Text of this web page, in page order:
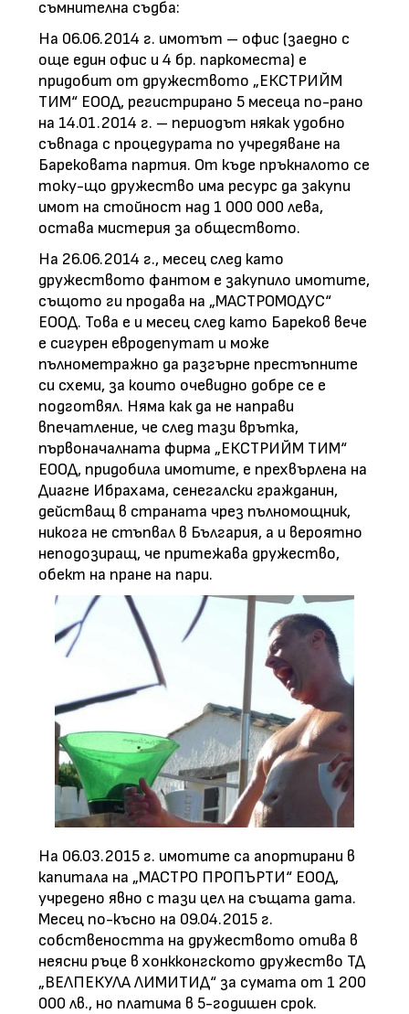
съмнителна съдба:
На 06.06.2014 г. имотът – офис (заедно с
още един офис и 4 бр. паркоместа) е
придобит от дружеството „ЕКСТРИЙМ
ТИМ“ ЕООД, регистрирано 5 месеца по-рано
на 14.01.2014 г. – периодът някак удобно
съвпада с процедурата по учредяване на
Барековата партия. От къде пръкналото се
току-що дружество има ресурс да закупи
имот на стойност над 1 000 000 лева,
остава мистерия за обществото.
На 26.06.2014 г., месец след като
дружеството фантом е закупило имотите,
същото ги продава на „МАСТРОМОДУС“
ЕООД. Това е и месец след като Бареков вече
е сигурен евродепутат и може
пълнометражно да разгърне престъпните
си схеми, за които очевидно добре се е
подготвял. Няма как да не направи
впечатление, че след тази врътка,
първоначалната фирма „ЕКСТРИЙМ ТИМ“
ЕООД, придобила имотите, е прехвърлена на
Диагне Ибрахама, сенегалски гражданин,
действащ в страната чрез пълномощник,
никога не стъпвал в България, а и вероятно
неподозиращ, че притежава дружество,
обект на пране на пари.
На 06.03.2015 г. имотите са апортирани в
капитала на „МАСТРО ПРОПЪРТИ“ ЕООД,
учредено явно с тази цел на същата дата.
Месец по-късно на 09.04.2015 г.
собствеността на дружеството отива в
неясни ръце в хонкконгското дружество ТД
„ВЕЛПЕКУЛА ЛИМИТИД“ за сумата от 1 200
000 лв., но платима в 5-годишен срок.